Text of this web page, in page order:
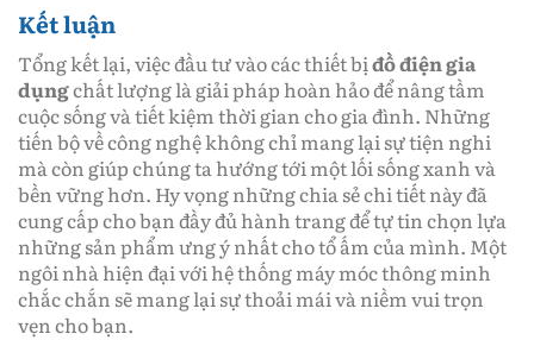
Kết luận
Tổng kết lại, việc đầu tư vào các thiết bịđồ điện gia
dụngchất lượng là giải pháp hoàn hảo để nâng tầm
cuộc sống và tiết kiệm thời gian cho gia đình. Những
tiến bộ về công nghệ không chỉ mang lại sự tiện nghi
mà còn giúp chúng ta hướng tới một lối sống xanh và
bền vững hơn. Hy vọng những chia sẻ chi tiết này đã
cung cấp cho bạn đầy đủ hành trang để tự tin chọn lựa
những sản phẩm ưng ý nhất cho tổ ấm của mình. Một
ngôi nhà hiện đại với hệ thống máy móc thông minh
chắc chắn sẽ mang lại sự thoải mái và niềm vui trọn
vẹn cho bạn.